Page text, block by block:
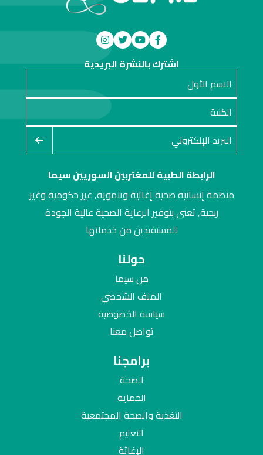
الرابطة الطبية للمغتربين السوريين سيما
منظمة إنسانية صحية إغاثية وتنموية, غير حكومية وغير
ربحية, تعنى بتوفير الرعاية الصحية عالية الجودة
للمستفيدين من خدماتها
اشترك بالنشرة البريدية
حولنا
من سيما
الملف الشخصي
سياسة الخصوصية
تواصل معنا
برامجنا
الصحة
الحماية
التغذية والصحة المجتمعية
التعليم
الإغاثة